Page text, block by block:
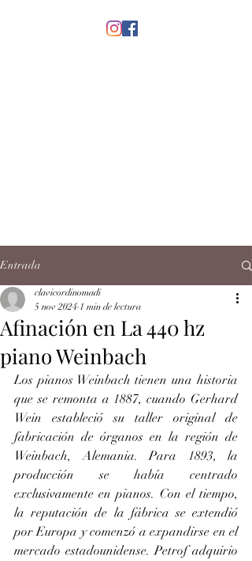
Entrada
Afinación en La 440 hz
piano Weinbach
clavicordinomadi
5 nov 2024 1 min de lectura
Los pianos Weinbach tienen una historia
que se remonta a 1887, cuando Gerhard
Wein estableció su taller original de
fabricación de órganos en la región de
Weinbach, Alemania. Para 1893, la
producción se había centrado
exclusivamente en pianos. Con el tiempo,
la reputación de la fábrica se extendió
por Europa y comenzó a expandirse en el
mercado estadounidense. Petrof adquirio